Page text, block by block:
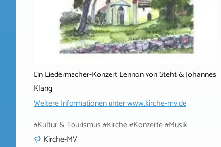
Ein Liedermacher-Konzert Lennon von Steht & Johannes
Klang
Weitere Informationen unterwww.kirche-mv.de
#Kultur & Tourismus #Kirche #Konzerte #Musik
Kirche-MV